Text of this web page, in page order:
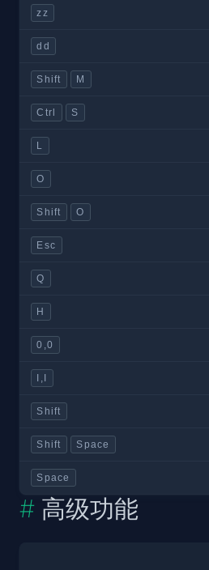
zz
dd
Shift M
Ctrl S
L
O
Shift O
Esc
Q
H
0,0
I,I
Shift
Shift Space
Space
高级功能